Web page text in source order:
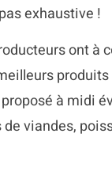
exhaustive !
ont à
à midi
viandes,